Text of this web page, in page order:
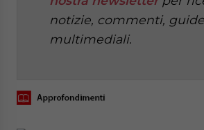
notizie, commenti,
multimediali.